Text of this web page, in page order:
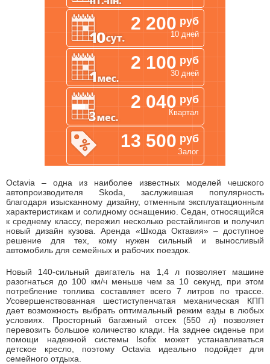
2 200 руб
10 дней
2 100 руб
30 дней
2 040 руб
Квартал
13 500 руб
Залог
Octavia – одна из наиболее известных моделей чешского
автопроизводителя Skoda, заслужившая популярность
благодаря изысканному дизайну, отменным эксплуатационным
характеристикам и солидному оснащению. Седан, относящийся
к среднему классу, пережил несколько рестайлингов и получил
новый дизайн кузова. Аренда «Шкода Октавия» – доступное
решение для тех, кому нужен сильный и выносливый
автомобиль для семейных и рабочих поездок.
Новый 140-сильный двигатель на 1,4 л позволяет машине
разогнаться до 100 км/ч меньше чем за 10 секунд, при этом
потребление топлива составляет всего 7 литров по трассе.
Усовершенствованная шестиступенчатая механическая КПП
дает возможность выбрать оптимальный режим езды в любых
условиях. Просторный багажный отсек (550 л) позволяет
перевозить большое количество клади. На заднее сиденье при
помощи надежной системы Isofix может устанавливаться
детское кресло, поэтому Octavia идеально подойдет для
семейного отдыха.